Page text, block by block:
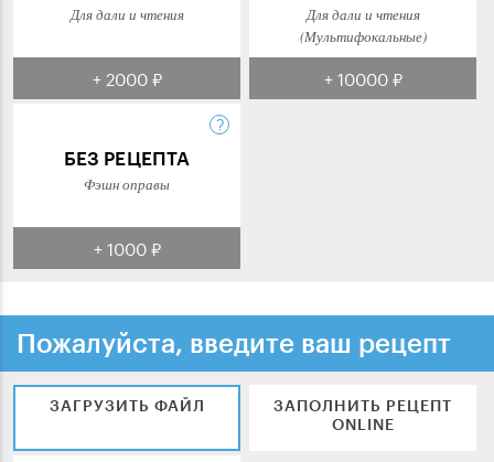
Для дали и чтения
+ 2000 ₽
Для дали и чтения
(Мультифокальные)
+ 10000 ₽
БЕЗ РЕЦЕПТА
Фэшн оправы
+ 1000 ₽
Пожалуйста, введите ваш рецепт
ЗАГРУЗИТЬ ФАЙЛ
ЗАПОЛНИТЬ РЕЦЕПТ
ONLINE